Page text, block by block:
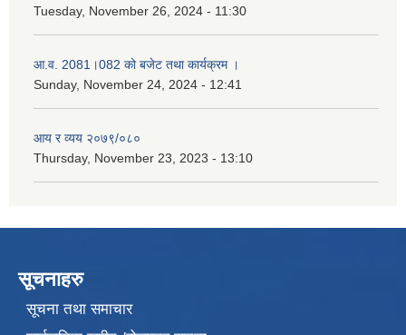
Tuesday, November 26, 2024 - 11:30
आ.व. 2081।082 को बजेट तथा कार्यक्रम ।
Sunday, November 24, 2024 - 12:41
आय र व्यय २०७९/०८०
Thursday, November 23, 2023 - 13:10
सूचनाहरु
सूचना तथा समाचार